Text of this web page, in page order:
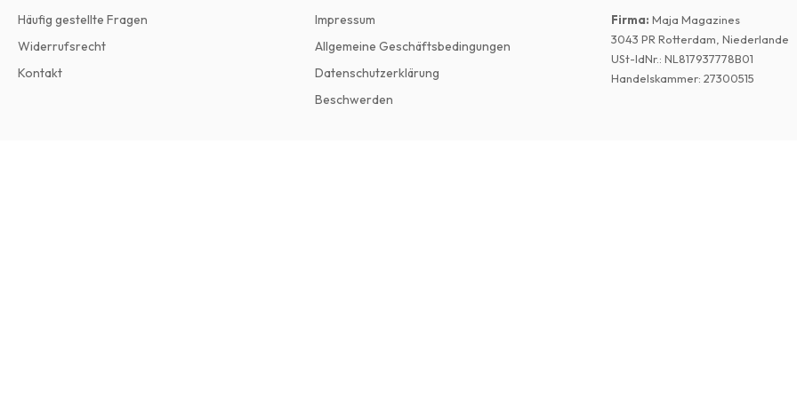
Häufig gestellte Fragen
Widerrufsrecht
Kontakt
Impressum
Allgemeine Geschäftsbedingungen
Datenschutzerklärung
Beschwerden
Firma: Maja Magazines
3043 PR Rotterdam, Niederlande
USt-IdNr.: NL817937778B01
Handelskammer: 27300515